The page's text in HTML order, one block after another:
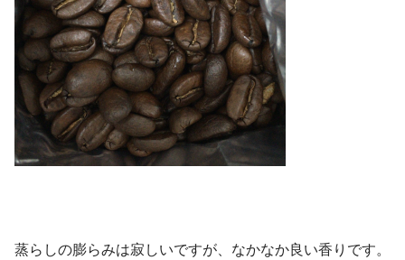
蒸らしの膨らみは寂しいですが、なかなか良い香りです。